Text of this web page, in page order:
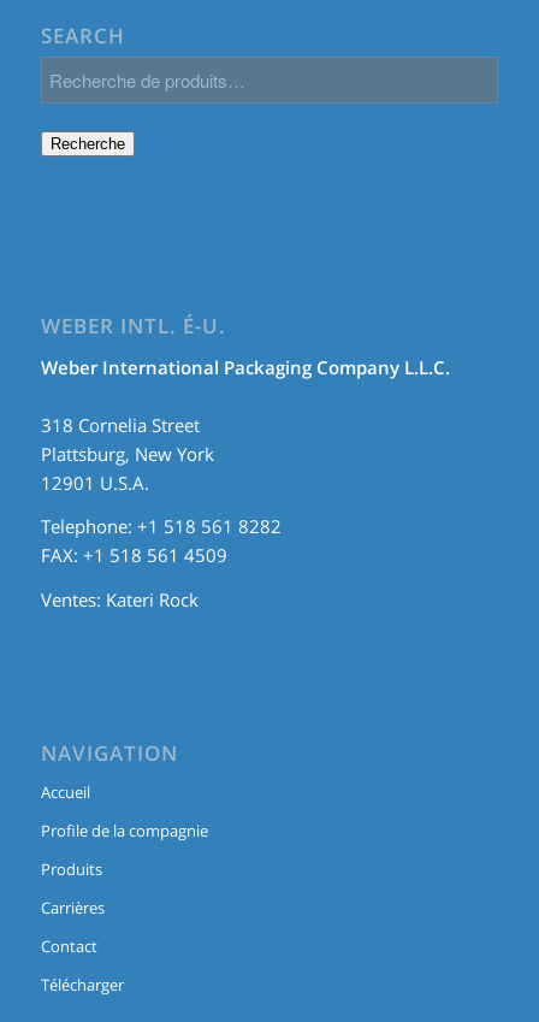
SEARCH
Recherche
WEBER INTL. É-U.
Weber International Packaging Company L.L.C.
318 Cornelia Street
Plattsburg, New York
12901 U.S.A.
Telephone: +1 518 561 8282
FAX: +1 518 561 4509
Ventes: Kateri Rock
NAVIGATION
Accueil
Profile de la compagnie
Produits
Carrières
Contact
Télécharger